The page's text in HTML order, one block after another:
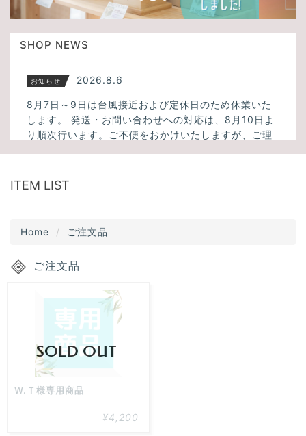
t
u
s
SHOP NEWS
お知らせ 2026.8.6
8月7日～9日は台風接近および定休日のため休業いた
します。 発送・お問い合わせへの対応は、8月10日よ
り順次行います。ご不便をおかけいたしますが、ご理
新入荷
アメトリン、スモーキーシトリンクォーツなど34点入
大人気！透明度の高いスーパーセブンが5点入荷しまし
ITEM LIST
Home ご注文品
ご注文品
SOLD OUT
W.Ｔ様専用商品
¥4,200